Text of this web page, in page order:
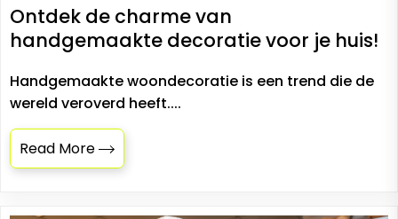
Ontdek de charme van
handgemaakte decoratie voor je huis!
Handgemaakte woondecoratie is een trend die de
wereld veroverd heeft....
Read More